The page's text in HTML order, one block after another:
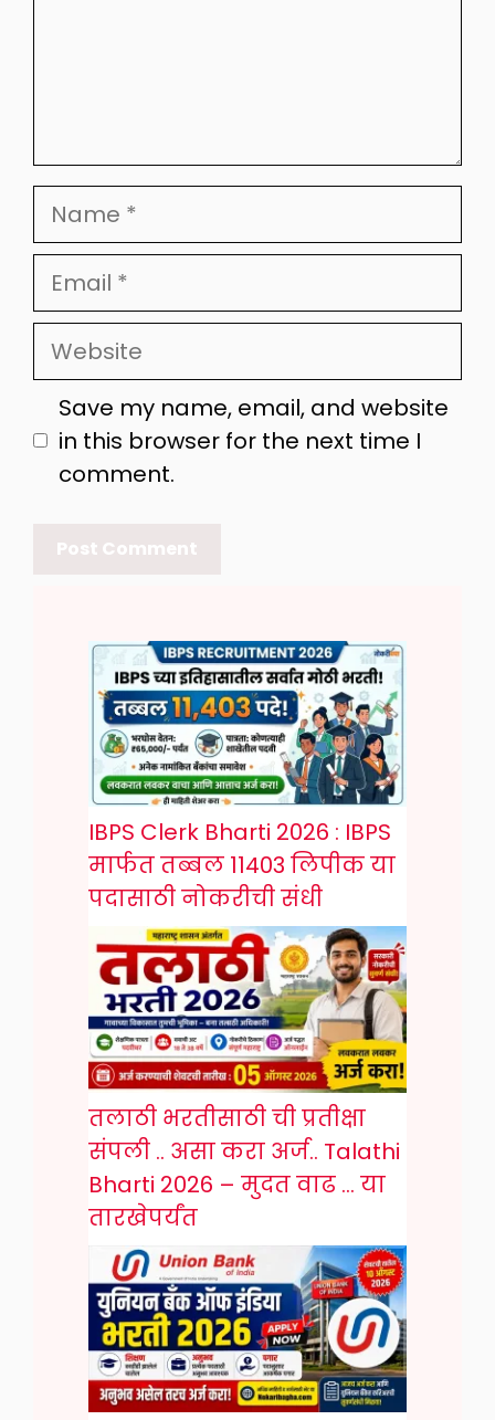
Name
Email
Website
Save my name, email, and website
in this browser for the next time I
comment.
IBPS Clerk Bharti 2026 : IBPS
मार्फत तब्बल 11403 लिपीक या
पदासाठी नोकरीची संधी
तलाठी भरतीसाठी ची प्रतीक्षा
संपली .. असा करा अर्ज.. Talathi
Bharti 2026 – मुदत वाढ … या
तारखेपर्यंत